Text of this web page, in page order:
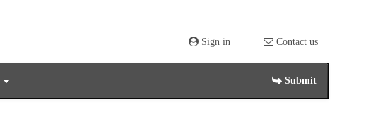
Sign in Contact us
Submit